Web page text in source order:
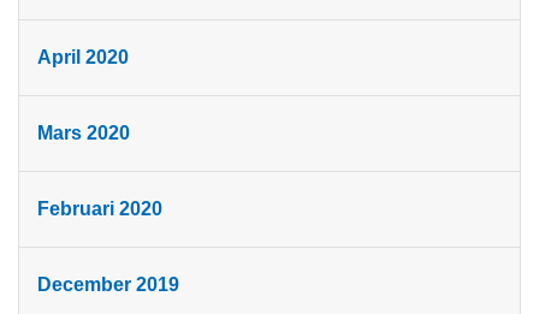
April 2020
Mars 2020
Februari 2020
December 2019